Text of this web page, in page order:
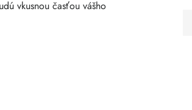
vkusnou časťou vášho